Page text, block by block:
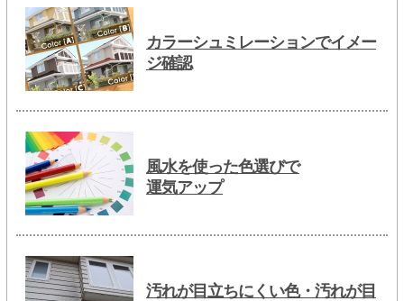
カラーシュミレーションでイメー
ジ確認
風水を使った色選びで
運気アップ
汚れが目立ちにくい色・汚れが目